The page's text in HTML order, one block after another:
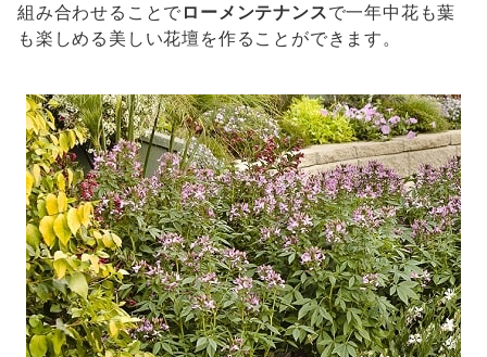
組み合わせることで ローメンテナンスで一年中花も葉
も楽しめる美しい花壇を作ることができます。